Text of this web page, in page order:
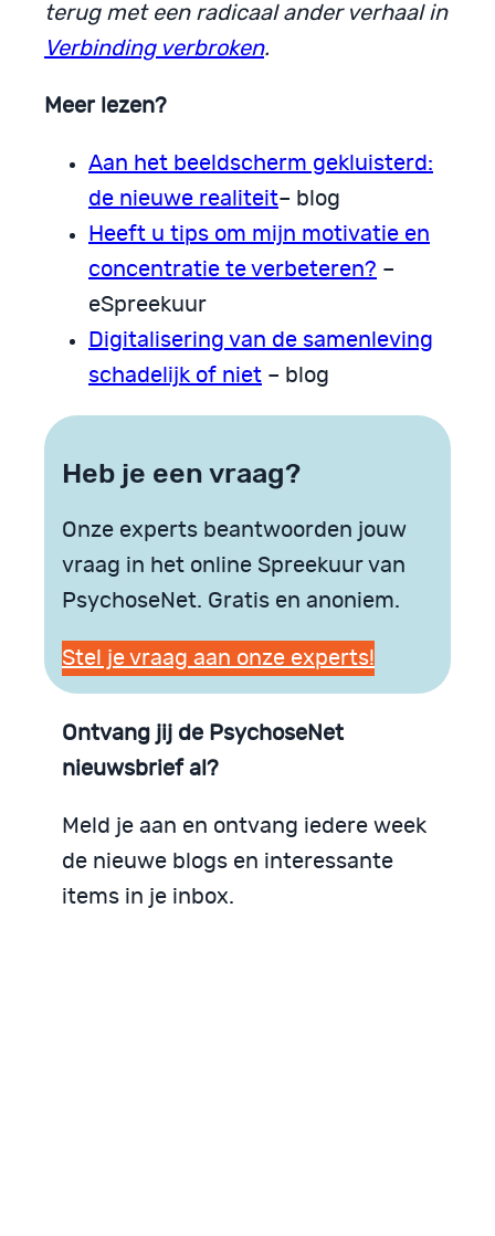
terug met een radicaal ander verhaal in
Verbinding verbroken.
Meer lezen?
Aan het beeldscherm gekluisterd:
de nieuwe realiteit– blog
Heeft u tips om mijn motivatie en
concentratie te verbeteren? –
eSpreekuur
Digitalisering van de samenleving
schadelijk of niet – blog
Heb je een vraag?
Onze experts beantwoorden jouw
vraag in het online Spreekuur van
PsychoseNet. Gratis en anoniem.
Stel je vraag aan onze experts!
Ontvang jij de PsychoseNet
nieuwsbrief al?
Meld je aan en ontvang iedere week
de nieuwe blogs en interessante
items in je inbox.